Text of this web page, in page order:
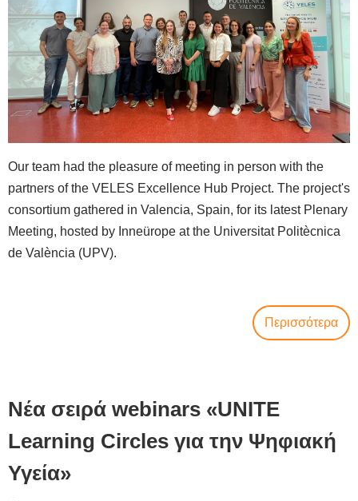
Our team had the pleasure of meeting in person with the
partners of the VELES Excellence Hub Project. The project's
consortium gathered in Valencia, Spain, for its latest Plenary
Meeting, hosted by Inneürope at the Universitat Politècnica
de València (UPV).
Περισσότερα
Νέα σειρά webinars «UNITE
Learning Circles για την Ψηφιακή
Υγεία»